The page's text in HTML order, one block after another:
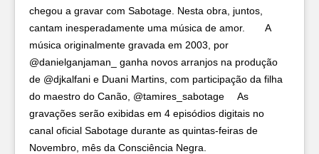
chegou a gravar com Sabotage. Nesta obra, juntos,
cantam inesperadamente uma música de amor.⠀ ⠀ A
música originalmente gravada em 2003, por
@danielganjaman_ ganha novos arranjos na produção
de @djkalfani e Duani Martins, com participação da filha
do maestro do Canão, @tamires_sabotage ⠀ As
gravações serão exibidas em 4 episódios digitais no
canal oficial Sabotage durante as quintas-feiras de
Novembro, mês da Consciência Negra.